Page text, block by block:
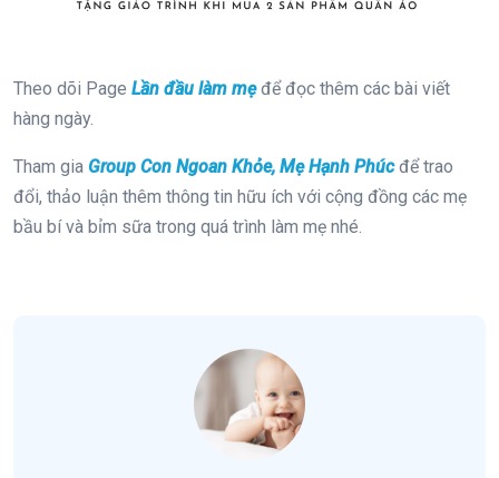
Theo dõi Page Lần đầu làm mẹđể đọc thêm các bài viết
hàng ngày.
Tham gia Group Con Ngoan Khỏe, Mẹ Hạnh Phúcđể trao
đổi, thảo luận thêm thông tin hữu ích với cộng đồng các mẹ
bầu bí và bỉm sữa trong quá trình làm mẹ nhé.